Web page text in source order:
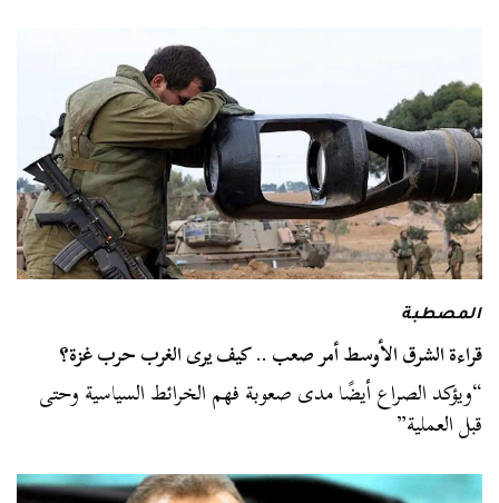
المصطبة
قراءة الشرق الأوسط أمر صعب .. كيف يرى الغرب حرب غزة؟
“ويؤكد الصراع أيضًا مدى صعوبة فهم الخرائط السياسية وحتى
قبل العملية”